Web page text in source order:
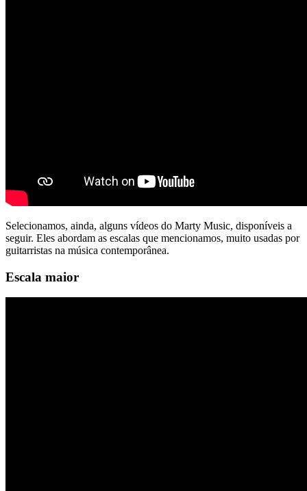
Selecionamos, ainda, alguns vídeos do Marty Music, disponíveis a
seguir. Eles abordam as escalas que mencionamos, muito usadas por
guitarristas na música contemporânea.
Escala maior